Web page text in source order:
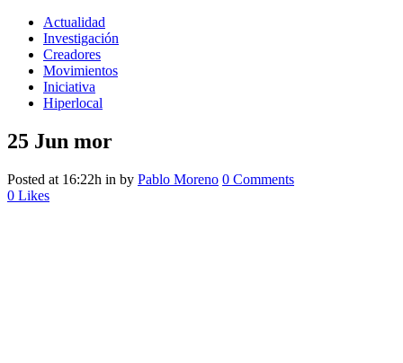
Actualidad
Investigación
Creadores
Movimientos
Iniciativa
Hiperlocal
25 Jun mor
Posted at 16:22h in by Pablo Moreno 0 Comments
0 Likes